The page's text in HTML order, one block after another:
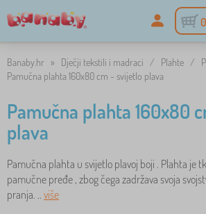
Banaby.hr » Dječji tekstili i madraci / Plahte /
Pamučna plahta 160x80 cm - svijetlo plava
Pamučna plahta 160x80
plava
Pamučna plahta u svijetlo plavoj boji . Plahta je
pamučne pređe , zbog čega zadržava svoja
pranja. .. više